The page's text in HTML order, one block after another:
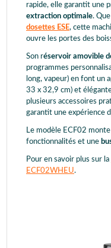
rapide, elle garantit une
extraction optimale.
dosettes ESE, cette
ouvre les portes des
Son réservoir amovible
programmes
long, vapeur) en font un
33 x 32,9 cm) et
plusieurs accessoires
garantit une expérience
Le modèle ECF02
fonctionnalités et une
Pour en savoir plus sur la
ECF02WHEU.